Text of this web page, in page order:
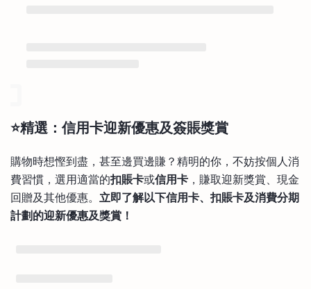
⭐精選：信用卡迎新優惠及簽賬獎賞
購物時想慳到盡，甚至邊買邊賺？精明的你，不妨按個人消
費習慣，選用適當的扣賬卡或信用卡 ，賺取迎新獎賞、現金
回贈及其他優惠。 立即了解以下信用卡、扣賬卡及消費分期
計劃的迎新優惠及獎賞！